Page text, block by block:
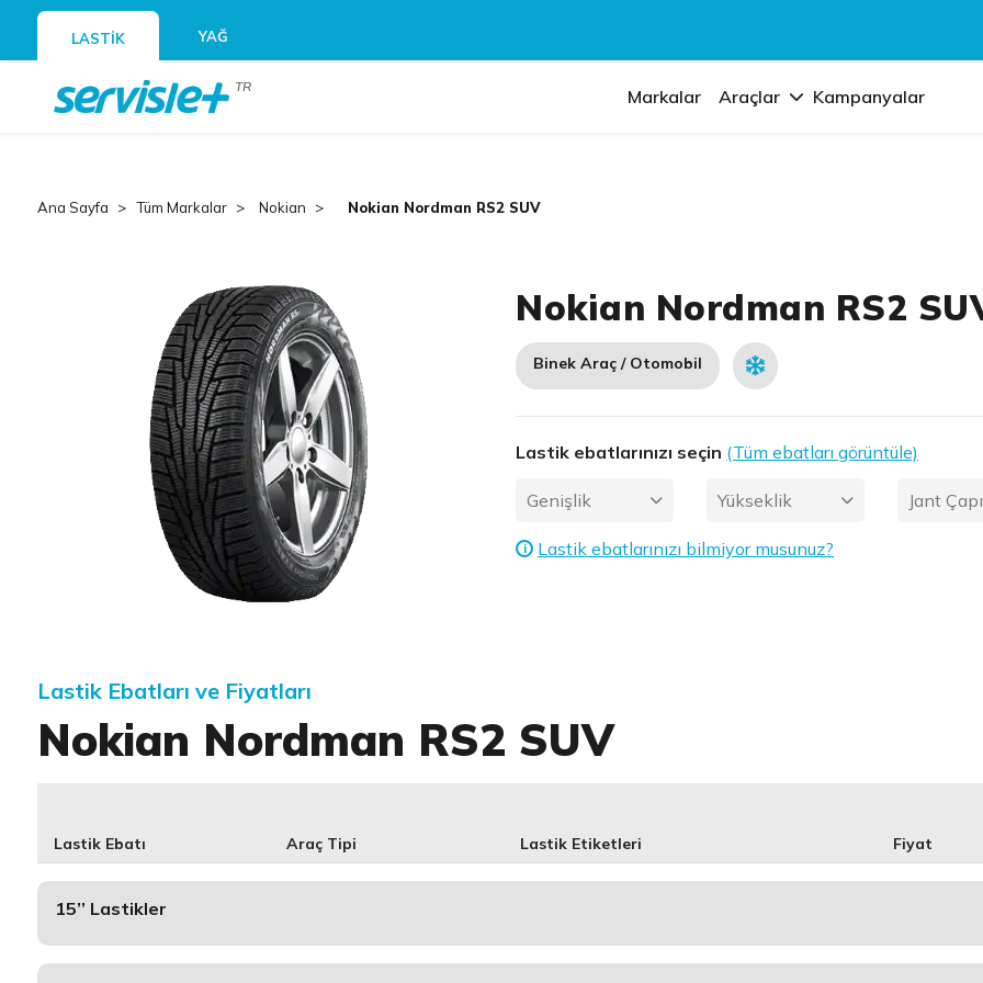
LASTİK YAĞ
TR Markalar Araçlar Kampanyalar
Ana Sayfa Tüm Markalar Nokian Nokian Nordman RS2 SUV
Nokian Nordman RS2
Binek Araç / Otomobil
Lastik ebatlarınızı seçin (Tüm ebatları görüntüle)
Genişlik Yükseklik Jant Çapı
i Lastik ebatlarınızı bilmiyor musunuz?
Lastik Ebatları ve Fiyatları
Nokian Nordman RS2 SUV
Lastik Ebatı Araç Tipi Lastik Etiketleri Fiyat
15’’ Lastikler